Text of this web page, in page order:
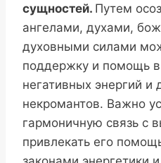
сущностей. Путем
ангелами, духами,
духовными силами
поддержку и помощь
негативных энергий и
некромантов. Важно
гармоничную связь с
привлекать его